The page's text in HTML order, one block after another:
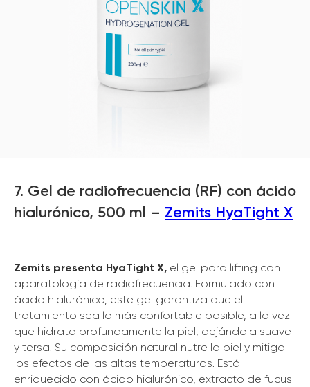
7. Gel de radiofrecuencia (RF) con ácido
hialurónico, 500 ml – Zemits HyaTight X
Zemits presenta HyaTight X, el gel para lifting con
aparatología de radiofrecuencia. Formulado con
ácido hialurónico, este gel garantiza que el
tratamiento sea lo más confortable posible, a la vez
que hidrata profundamente la piel, dejándola suave
y tersa. Su composición natural nutre la piel y mitiga
los efectos de las altas temperaturas. Está
enriquecido con ácido hialurónico, extracto de fucus